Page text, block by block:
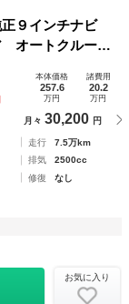
９インチナビ
オートクルーズ
ロントフォグラ
ｌｕｅｔｏｏｔ
本体価格
257.6
万円
諸費用
20.2
万円
月々 30,200 円
走行
7.5万km
排気
2500cc
修復
なし
お気に入り